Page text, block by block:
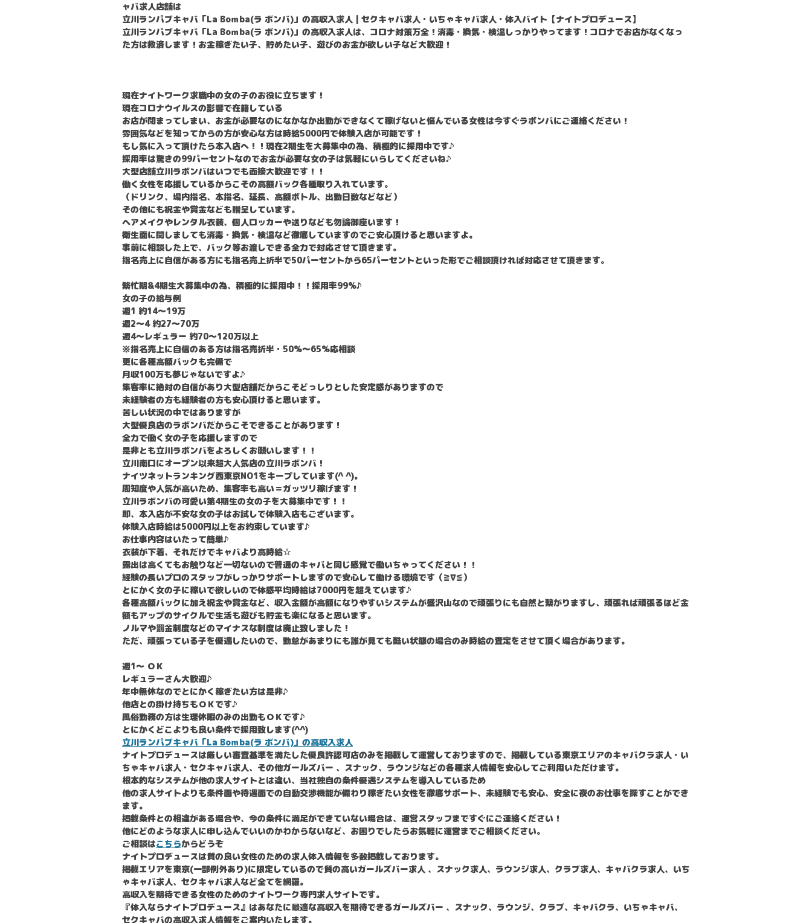
ャバ求人店舗は
立川ランパブキャバ「La Boｍba(ラ ボンバ)」の高収入求人 | セクキャバ求人・いちゃキャバ求人・体入バイト【ナイトプロデュース】
立川ランパブキャバ「La Boｍba(ラ ボンバ)」の高収入求人は、コロナ対策万全！消毒・換気・検温しっかりやってます！コロナでお店がなくなっ
た方は救済します！お金稼ぎたい子、貯めたい子、遊びのお金が欲しい子など大歓迎！
現在ナイトワーク求職中の女の子のお役に立ちます！
現在コロナウイルスの影響で在籍している
お店が閉まってしまい、お金が必要なのになかなか出勤ができなくて稼げないと悩んでいる女性は今すぐラボンバにご連絡ください！
雰囲気などを知ってからの方が安心な方は時給5000円で体験入店が可能です！
もし気に入って頂けたら本入店へ！！現在2期生を大募集中の為、積極的に採用中です♪
採用率は驚きの99パーセントなのでお金が必要な女の子は気軽にいらしてくださいね♪
大型店舗立川ラボンバはいつでも面接大歓迎です！！
働く女性を応援しているからこその高額バック各種取り入れています。
（ドリンク、場内指名、本指名、延長、高額ボトル、出勤日数などなど）
その他にも祝金や賞金なども贈呈しています。
ヘアメイクやレンタル衣装、個人ロッカーや送りなども勿論御座います！
衛生面に関しましても消毒・換気・検温など徹底していますのでご安心頂けると思いますよ。
事前に相談した上で、バック等お渡しできる全力で対応させて頂きます。
指名売上に自信がある方にも指名売上折半で50パーセントから65パーセントといった形でご相談頂ければ対応させて頂きます。
繁忙期&4期生大募集中の為、積極的に採用中！！採用率99%♪
女の子の給与例
週1 約14〜19万
週2〜4 約27〜70万
週4〜レギュラー 約70〜120万以上
※指名売上に自信のある方は指名売折半・50%〜65%応相談
更に各種高額バックも完備で
月収100万も夢じゃないですよ♪
集客率に絶対の自信があり大型店舗だからこそどっしりとした安定感がありますので
未経験者の方も経験者の方も安心頂けると思います。
苦しい状況の中ではありますが
大型優良店のラボンバだからこそできることがあります！
全力で働く女の子を応援しますので
是非とも立川ラボンバをよろしくお願いします！！
立川南口にオープン以来超大人気店の立川ラボンバ！
ナイツネットランキング西東京NO1をキープしています(^ ^)。
周知度や人気が高いため、集客率も高い＝ガッツリ稼げます！
立川ラボンバの可愛い第4期生の女の子を大募集中です！！
即、本入店が不安な女の子はお試しで体験入店もございます。
体験入店時給は5000円以上をお約束しています♪
お仕事内容はいたって簡単♪
衣装が下着、それだけでキャバより高時給☆
露出は高くてもお触りなど一切ないので普通のキャバと同じ感覚で働いちゃってください！！
経験の長いプロのスタッフがしっかりサポートしますので安心して働ける環境です（≧∇≦）
とにかく女の子に稼いで欲しいので体感平均時給は7000円を超えています♪
各種高額バックに加え祝金や賞金など、収入金額が高額になりやすいシステムが盛沢山なので頑張りにも自然と繋がりますし、頑張れば頑張るほど金
額もアップのサイクルで生活も遊びも貯金も楽になると思います。
ノルマや罰金制度などのマイナスな制度は廃止致しました！
ただ、頑張っている子を優遇したいので、勤怠があまりにも誰が見ても酷い状態の場合のみ時給の査定をさせて頂く場合があります。
週1〜 ＯＫ
レギュラーさん大歓迎♪
年中無休なのでとにかく稼ぎたい方は是非♪
他店との掛け持ちもＯＫです♪
風俗勤務の方は生理休暇のみの出勤もＯＫです♪
とにかくどこよりも良い条件で採用致します(^^)
立川ランパブキャバ「La Boｍba(ラ ボンバ)」の高収入求人
ナイトプロデュースは厳しい審査基準を満たした優良許認可店のみを掲載して運営しておりますので、掲載している東京エリアのキャバクラ求人・い
ちゃキャバ求人・セクキャバ求人、その他ガールズバー 、スナック、ラウンジなどの各種求人情報を安心してご利用いただけます。
根本的なシステムが他の求人サイトとは違い、当社独自の条件優遇システムを導入しているため
他の求人サイトよりも条件面や待遇面での自動交渉機能が備わり稼ぎたい女性を徹底サポート、未経験でも安心、安全に夜のお仕事を探すことができ
ます。
掲載条件との相違がある場合や、今の条件に満足ができていない場合は、運営スタッフまですぐにご連絡ください！
他にどのような求人に申し込んでいいのかわからないなど、お困りでしたらお気軽に運営までご相談ください。
ご相談はこちらからどうぞ
ナイトプロデュースは質の良い女性のための求人体入情報を多数掲載しております。
掲載エリアを東京(一部例外あり)に限定しているので質の高いガールズバー求人 、スナック求人、ラウンジ求人、クラブ求人、キャバクラ求人、いち
ゃキャバ求人、セクキャバ求人など全てを網羅。
高収入を期待できる女性のためのナイトワーク専門求人サイトです。
『体入ならナイトプロデュース』はあなたに最適な高収入を期待できるガールズバー 、スナック、ラウンジ、クラブ、キャバクラ、いちゃキャバ、
セクキャバの高収入求人情報をご案内いたします。